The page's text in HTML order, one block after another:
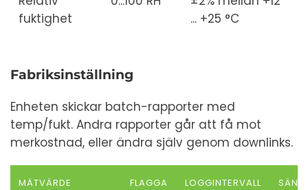
fuktighet
... +25 °C
Fabriksinställning
Enheten skickar batch-rapporter med
temp/fukt. Andra rapporter går att få mot
merkostnad, eller ändra själv genom downlinks.
MÄTVÄRDE FLAGGA LOGGINTERVALL